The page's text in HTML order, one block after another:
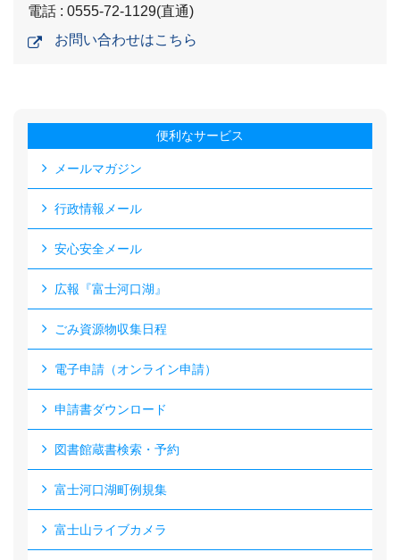
電話 : 0555-72-1129(直通)
お問い合わせはこちら
便利なサービス
メールマガジン
行政情報メール
安心安全メール
広報『富士河口湖』
ごみ資源物収集日程
電子申請（オンライン申請）
申請書ダウンロード
図書館蔵書検索・予約
富士河口湖町例規集
富士山ライブカメラ